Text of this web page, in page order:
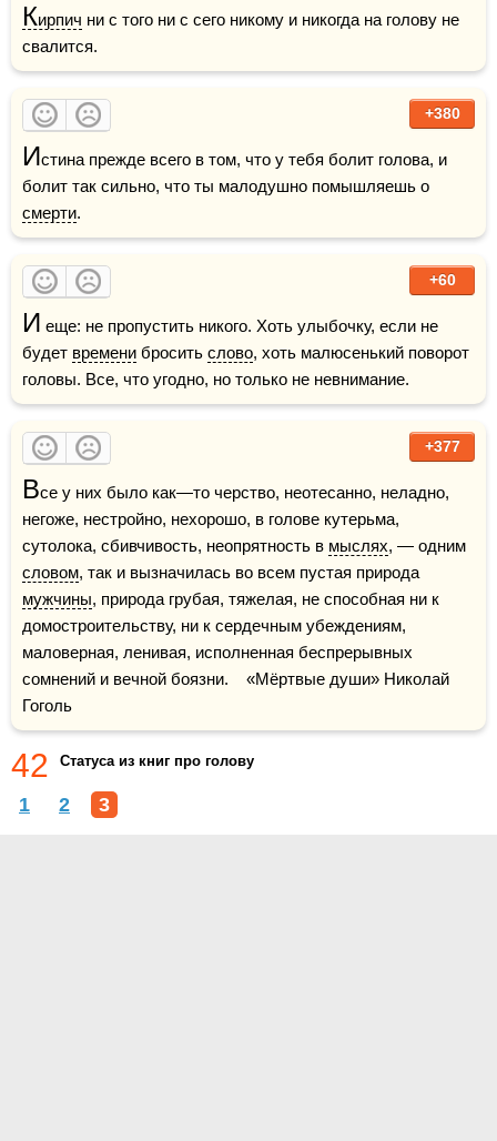
Кирпич ни с того ни с сего никому и никогда на голову не
свалится.
+380
Истина прежде всего в том, что у тебя болит голова, и
смерти.
+60
И еще: не пропустить никого. Хоть улыбочку, если не
будет времени бросить слово, хоть малюсенький поворот
головы. Все, что угодно, но только не невнимание.
+377
Все у них было как—то черство, неотесанно, неладно,
негоже, нестройно, нехорошо, в голове кутерьма,
сутолока, сбивчивость, неопрятность в мыслях
словом
мужчины, природа грубая, тяжелая, не способная ни к
домостроительству, ни к сердечным убеждениям,
маловерная, ленивая, исполненная беспрерывных
сомнений и вечной боязни.    «Мёртвые души» Николай
Гоголь
42 Статуса из книг про голову
1 2 3